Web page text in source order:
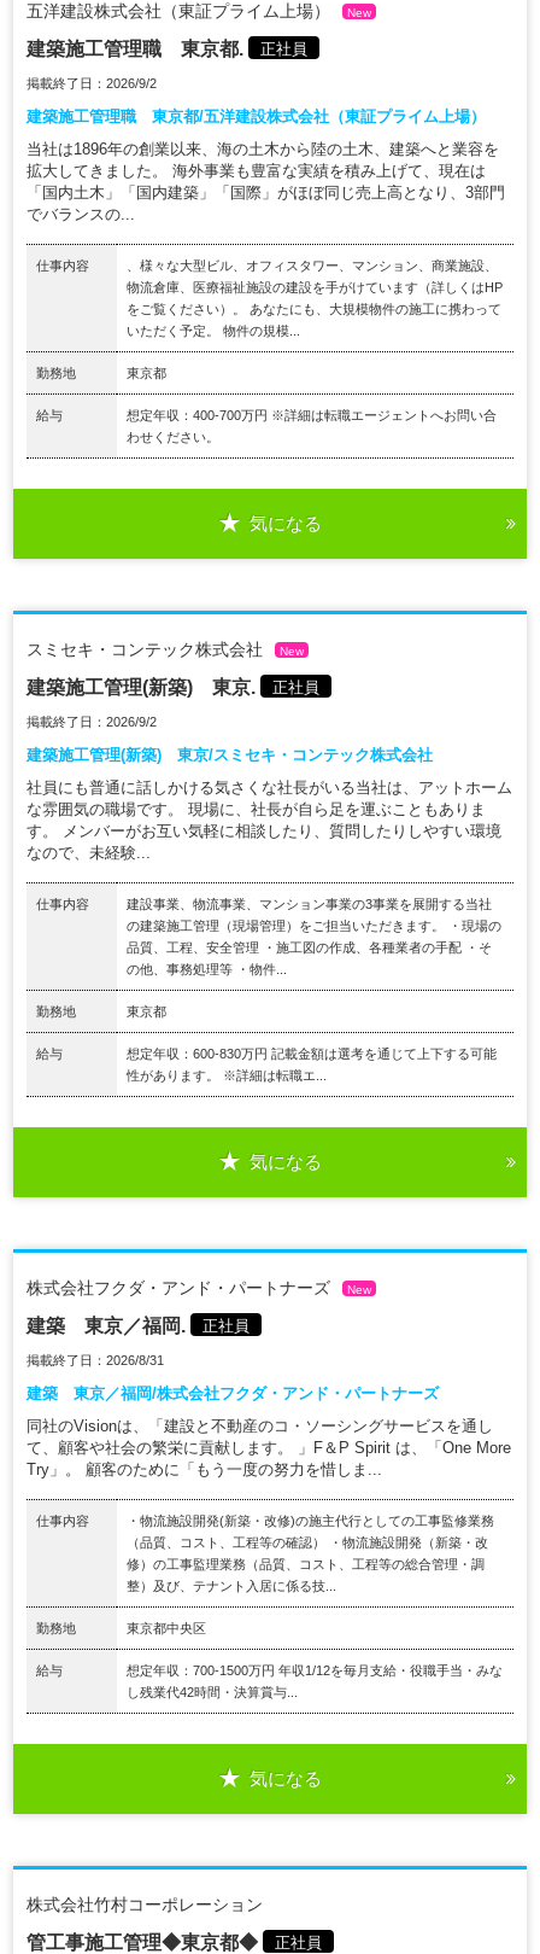
五洋建設株式会社（東証プライム上場） New
建築施工管理職 東京都. 正社員
掲載終了日：2026/9/2
建築施工管理職 東京都/五洋建設株式会社（東証プライム上場）
当社は1896年の創業以来、海の土木から陸の土木、建築へと業容を
拡大してきました。 海外事業も豊富な実績を積み上げて、現在は
「国内土木」「国内建築」「国際」がほぼ同じ売上高となり、3部門
でバランスの...
仕事内容
、様々な大型ビル、オフィスタワー、マンション、商業施設、
物流倉庫、医療福祉施設の建設を手がけています（詳しくはHP
をご覧ください）。 あなたにも、大規模物件の施工に携わって
いただく予定。 物件の規模...
勤務地 東京都
給与
想定年収：400-700万円 ※詳細は転職エージェントへお問い合
わせください。
気になる
スミセキ・コンテック株式会社 New
建築施工管理(新築) 東京. 正社員
掲載終了日：2026/9/2
建築施工管理(新築) 東京/スミセキ・コンテック株式会社
社員にも普通に話しかける気さくな社長がいる当社は、アットホーム
な雰囲気の職場です。 現場に、社長が自ら足を運ぶこともありま
す。 メンバーがお互い気軽に相談したり、質問したりしやすい環境
なので、未経験...
仕事内容
建設事業、物流事業、マンション事業の3事業を展開する当社
の建築施工管理（現場管理）をご担当いただきます。 ・現場の
品質、工程、安全管理 ・施工図の作成、各種業者の手配 ・そ
の他、事務処理等 ・物件...
勤務地 東京都
給与
想定年収：600-830万円 記載金額は選考を通じて上下する可能
性があります。 ※詳細は転職エ...
気になる
株式会社フクダ・アンド・パートナーズ New
建築 東京／福岡. 正社員
掲載終了日：2026/8/31
建築 東京／福岡/株式会社フクダ・アンド・パートナーズ
同社のVisionは、「建設と不動産のコ・ソーシングサービスを通し
て、顧客や社会の繁栄に貢献します。 」F＆P Spirit は、「One More
Try」。 顧客のために「もう一度の努力を惜しま...
仕事内容
・物流施設開発(新築・改修)の施主代行としての工事監修業務
（品質、コスト、工程等の確認） ・物流施設開発（新築・改
修）の工事監理業務（品質、コスト、工程等の総合管理・調
整）及び、テナント入居に係る技...
勤務地 東京都中央区
給与
想定年収：700-1500万円 年収1/12を毎月支給・役職手当・みな
し残業代42時間・決算賞与...
気になる
株式会社竹村コーポレーション
管工事施工管理◆東京都◆ 正社員